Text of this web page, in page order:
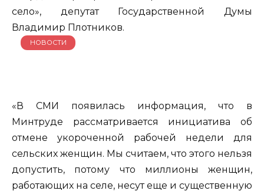
село», депутат Государственной Думы
Владимир Плотников.
НОВОСТИ
«В СМИ появилась информация, что в
Минтруде рассматривается инициатива об
отмене укороченной рабочей недели для
сельских женщин. Мы считаем, что этого нельзя
допустить, потому что миллионы женщин,
работающих на селе, несут еще и существенную